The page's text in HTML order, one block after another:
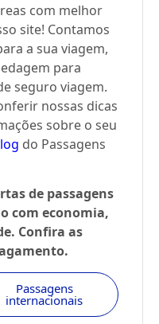
com melhor
site! Contamos
a sua viagem,
para
seguro viagem.
nossas dicas
sobre o seu
do Passagens
de passagens
com economia,
Confira as
Passagens
internacionais